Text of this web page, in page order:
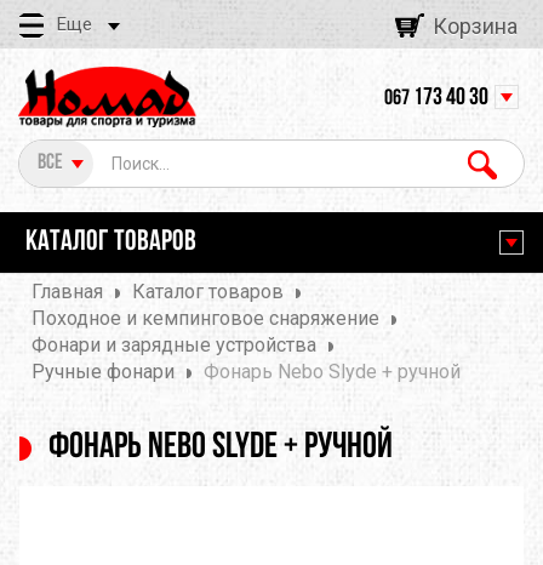
Еще Корзина
Все
067 173 40 30
КАТАЛОГ ТОВАРОВ
Главная
Каталог товаров
Походное и кемпинговое снаряжение
Фонари и зарядные устройства
Ручные фонари
Фонарь Nebo Slyde + ручной
Фонарь Nebo Slyde + ручной